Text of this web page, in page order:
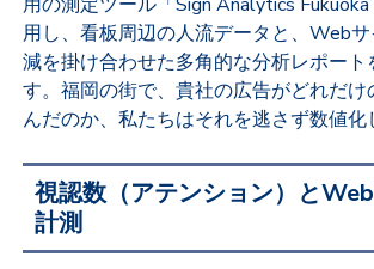
用し、看板周辺の人流データと、Web
減を掛け合わせた多角的な分析レポート
す。福岡の街で、貴社の広告がどれだ
んだのか、私たちはそれを逃さず数値化
視認数（アテンション）と
計測